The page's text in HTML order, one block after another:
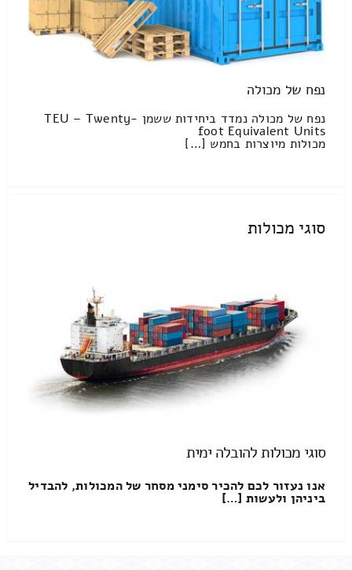
נפח של מכולה
נפח של מכולה נמדד ביחידות ששמן TEU – Twenty-
foot Equivalent Units
מכולות מיוצרות בחמש […]
סוגי מכולות
סוגי מכולות להובלה ימית
אנו נעזור לכם להכיר סימני מסחר של המכולות, להבדיל
ביניהן ולעשות […]